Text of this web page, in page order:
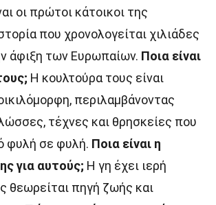
οι πρώτοι κάτοικοι της
που χρονολογείται χιλιάδες
άφιξη των Ευρωπαίων. Ποια είναι
Η κουλτούρα τους είναι
περιλαμβάνοντας
τέχνες και θρησκείες που
φυλή σε φυλή. Ποια είναι η
για αυτούς; Η γη έχει ιερή
θεωρείται πηγή ζωής και